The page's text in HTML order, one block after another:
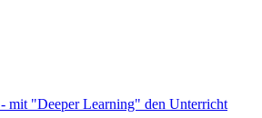
mit "Deeper Learning" den Unterricht